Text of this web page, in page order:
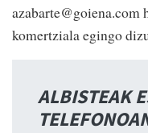
azabarte@goiena.com
komertziala egingo
ALBISTEAK